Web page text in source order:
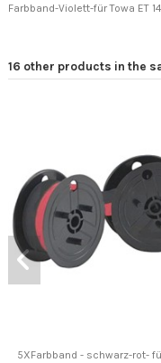
Farbband-Violett-für Towa ET
16 other products in the
5XFarbband - schwarz-rot-